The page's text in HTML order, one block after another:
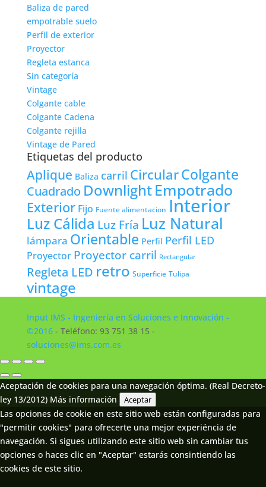
Baliza de pared
empotrable suelo
Perfil de exterior
Proyector
Regleta estanca
Sin categoría
Vintage
Colgante cable
Colgante Cadena
Colgante rejilla
Vintage de Pared
Etiquetas del producto
Aplique Baliza carril CircularColgante
Cuadrado DownlightEmpotrado
Exterior Fijo Fuente alimentacion Interior
Luz Cálida Luz Fría Luz Natural
lámpara Orientable Perfil Perfil LED
Proyector Proyector carril Rectangular
Regleta LED retro Superficie Tulipa
vintage
Input IMS - Ingeniería en Soluciones e Innovación -
©2016- Teléfono: 93 751 38 15 -
soluciones@ims.com.es
Aceptación de cookies para una navegación óptima. (Real Decreto-
ley 13/2012) Más información Aceptar
Las opciones de cookie en este sitio web están configuradas para
"permitir cookies" para ofrecerte una mejor experiéncia de
navegación. Si sigues utilizando este sitio web sin cambiar tus
opciones o haces clic en "Aceptar" estarás consintiendo las
cookies de este sitio.